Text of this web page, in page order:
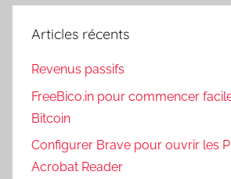
Articles récents
Revenus passifs
FreeBico.in pour commencer
Bitcoin
Configurer Brave pour ouvrir les
Acrobat Reader